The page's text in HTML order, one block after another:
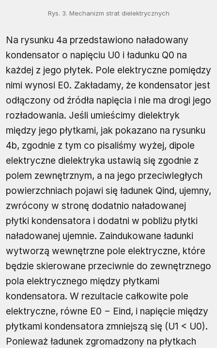
Rys. 3. Mechanizm strat dielektrycznych
Na rysunku 4a przedstawiono naładowany
kondensator o napięciu U0 i ładunku Q0 na
każdej z jego płytek. Pole elektryczne pomiędzy
nimi wynosi E0. Zakładamy, że kondensator jest
odłączony od źródła napięcia i nie ma drogi jego
rozładowania. Jeśli umieścimy dielektryk
między jego płytkami, jak pokazano na rysunku
4b, zgodnie z tym co pisaliśmy wyżej, dipole
elektryczne dielektryka ustawią się zgodnie z
polem zewnętrznym, a na jego przeciwległych
powierzchniach pojawi się ładunek Qind, ujemny,
zwrócony w stronę dodatnio naładowanej
płytki kondensatora i dodatni w pobliżu płytki
naładowanej ujemnie. Zaindukowane ładunki
wytworzą wewnętrzne pole elektryczne, które
będzie skierowane przeciwnie do zewnętrznego
pola elektrycznego między płytkami
kondensatora. W rezultacie całkowite pole
elektryczne, równe E0 − Eind, i napięcie między
płytkami kondensatora zmniejszą się (U1 < U0).
Ponieważ ładunek zgromadzony na płytkach